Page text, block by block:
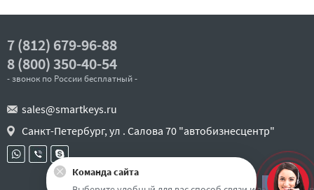
7 (812) 679-96-88
8 (800) 350-40-54
- звонок по России бесплатный -
sales@smartkeys.ru
Санкт-Петербург, ул . Салова 70 "автобизнесцентр"
Команда сайта